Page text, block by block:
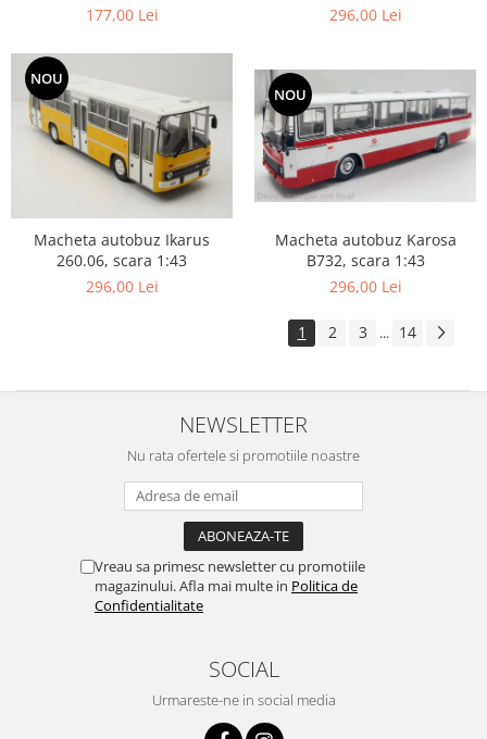
177,00 Lei
296,00 Lei
NOU
Macheta autobuz Ikarus
260.06, scara 1:43
296,00 Lei
NOU
Macheta autobuz Karosa
B732, scara 1:43
296,00 Lei
1 2 3 ... 14
NEWSLETTER
Nu rata ofertele si promotiile noastre
Vreau sa primesc newsletter cu promotiile
magazinului. Afla mai multe in Politica de
Confidentialitate
SOCIAL
Urmareste-ne in social media